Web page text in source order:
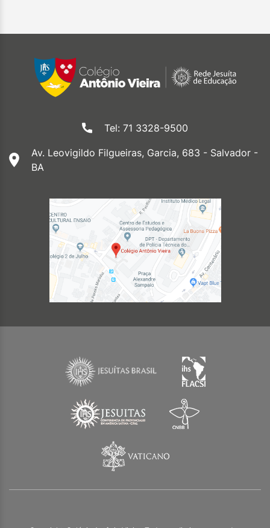
Tel: 71 3328-9500
Av. Leovigildo Filgueiras, Garcia, 683 - Salvador -
BA